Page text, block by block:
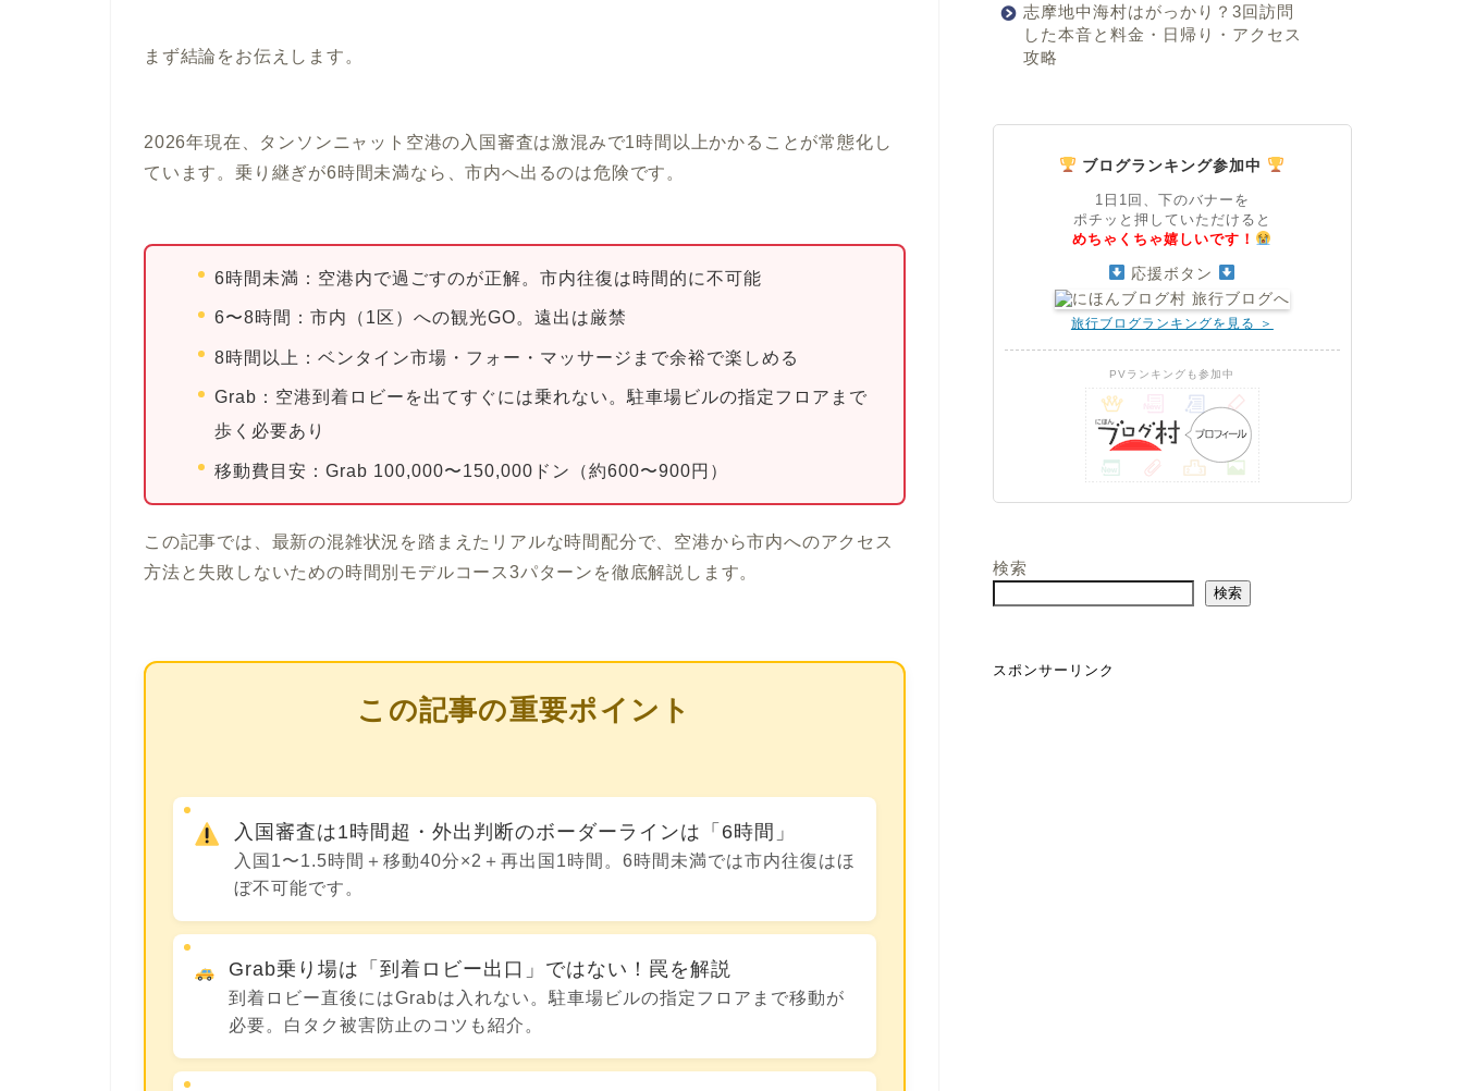
まず結論をお伝えします。
2026年現在、タンソンニャット空港の入国審査は激混みで1時間以上かかることが常態化し
ています。乗り継ぎが6時間未満なら、市内へ出るのは危険です。
6時間未満： 空港内で過ごすのが正解。市内往復は時間的に不可能
6〜8時間：市内（1区）への観光GO。遠出は厳禁
8時間以上：ベンタイン市場・フォー・マッサージまで余裕で楽しめる
Grab： 空港到着ロビーを出てすぐには乗れない。駐車場ビルの指定フロアまで
歩く必要あり
移動費目安：Grab 100,000〜150,000ドン（約600〜900円）
この記事では、最新の混雑状況を踏まえたリアルな時間配分で、空港から市内へのアクセス
方法と失敗しないための時間別モデルコース3パターンを徹底解説します。
この記事の重要ポイント
入国審査は1時間超・外出判断のボーダーラインは「6時間」
入国1〜1.5時間＋移動40分×2＋再出国1時間。6時間未満では市内往復はほ
ぼ不可能です。
Grab乗り場は「到着ロビー出口」ではない！罠を解説
到着ロビー直後にはGrabは入れない。駐車場ビルの指定フロアまで移動が
必要。白タク被害防止のコツも紹介。
志摩地中海村はがっかり？3回訪問
した本音と料金・日帰り・アクセス
攻略
ブログランキング参加中
1日1回、下のバナーを
ポチッと押していただけると
めちゃくちゃ嬉しいです！
応援ボタン
旅行ブログランキングを見る ＞
PVランキングも参加中
検索
検索
スポンサーリンク